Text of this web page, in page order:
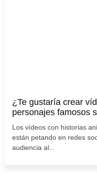
¿Te gustaría crear
personajes famosos
Los vídeos con historias
están petando en redes
audiencia al...